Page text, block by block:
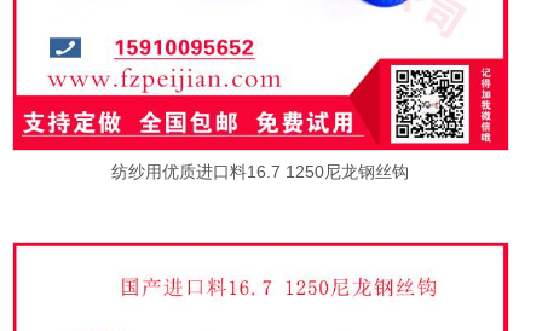
纺纱用优质进口料16.7 1250尼龙钢丝钩